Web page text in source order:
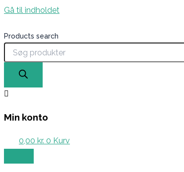
Gå til indholdet
Products search
Min konto
0,00 kr. 0 Kurv